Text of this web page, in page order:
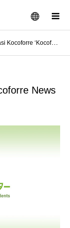
menu
News No.6’ telah diterbitkan.”
News